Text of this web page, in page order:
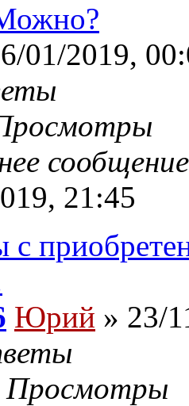
01/2019,
21:45
Юрий » 23/
Просмотры